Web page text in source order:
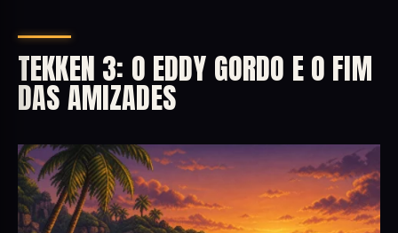
TEKKEN 3: O EDDY GORDO E O FIM
DAS AMIZADES